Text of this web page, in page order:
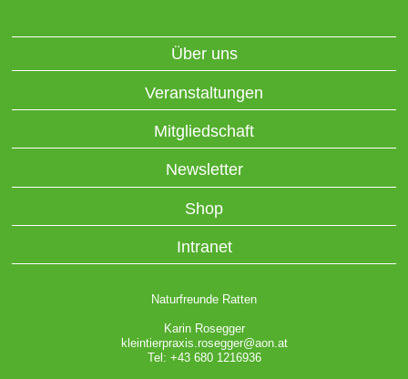
Über uns
Veranstaltungen
Mitgliedschaft
Newsletter
Shop
Intranet
Naturfreunde Ratten
Karin Rosegger
kleintierpraxis.rosegger@aon.at
Tel: +43 680 1216936